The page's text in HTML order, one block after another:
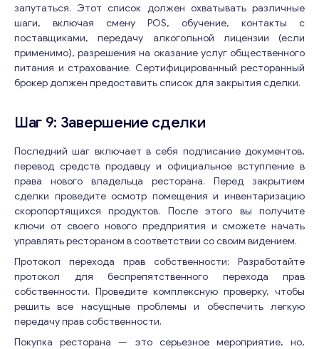
запутаться. Этот список должен охватывать различные
шаги, включая смену POS, обучение, контакты с
поставщиками, передачу алкогольной лицензии (если
применимо), разрешения на оказание услуг общественного
питания и страхование. Сертифицированный ресторанный
брокер должен предоставить список для закрытия сделки.
Шаг 9: Завершение сделки
Последний шаг включает в себя подписание документов,
перевод средств продавцу и официальное вступление в
права нового владельца ресторана. Перед закрытием
сделки проведите осмотр помещения и инвентаризацию
скоропортящихся продуктов. После этого вы получите
ключи от своего нового предприятия и сможете начать
управлять рестораном в соответствии со своим видением.
Протокол перехода прав собственности: Разработайте
протокол для беспрепятственного перехода прав
собственности. Проведите комплексную проверку, чтобы
решить все насущные проблемы и обеспечить легкую
передачу прав собственности.
Покупка ресторана — это серьезное мероприятие, но,